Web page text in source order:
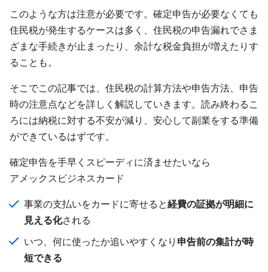
このような方は注意が必要です。確定申告が必要なくても
住民税が発生するケースは多く、住民税の申告漏れでさま
ざまな手続きが止まったり、余計な税金負担が増えたりす
ることも。
そこでこの記事では、住民税の計算方法や申告方法、申告
時の注意点などを詳しく解説していきます。読み終わるこ
ろには納税に対する不安が減り、安心して副業をする準備
ができているはずです。
確定申告を手早くスピーディに済ませたいなら
アメックスビジネスカード
事業の支払いをカードに寄せると経費の証拠が明細に
見える化される
いつ、何に使ったか追いやすくなり 申告前の集計が時
短できる